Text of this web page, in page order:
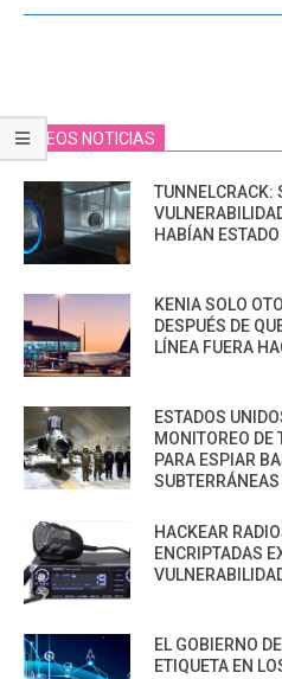
VIDEOS NOTICIAS
TUNNELCRACK:
HABÍAN
KENIA SOLO
DESPUÉS DE
LÍNEA FUERA
ESTADOS
MONITOREO DE
PARA ESPIAR
SUBTERRÁNEAS
HACKEAR
ENCRIPTADAS
EL GOBIERNO
ETIQUETA EN